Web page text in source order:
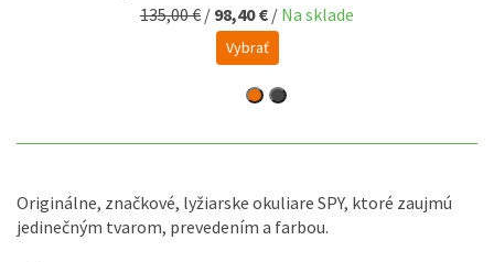
135,00 € / 98,40 € / Na sklade
Vybrať
Originálne, značkové, lyžiarske okuliare SPY, ktoré zaujmú
jedinečným tvarom, prevedením a farbou.